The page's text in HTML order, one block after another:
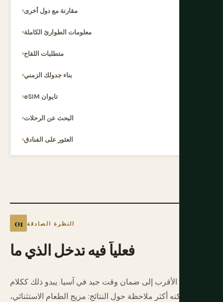
النظرة الصادقة
ماالذي تدخلفيهفعلياً
تايوان هي الأقرب إلى ضمان وقت جيد في آسيا. يبدو ذلك ككلام
تسويقي لكنه أكثر ملاحظة حول النتائج: مزيج الطعام الاستثنائي،
مقارنة مع دول أخرى
معلومات الطوارئ الكاملة
متطلبات اللقاح
بناء جدولك الزمني
eSIM تايوان
البحث عن الرحلات
العثور على الفنادق